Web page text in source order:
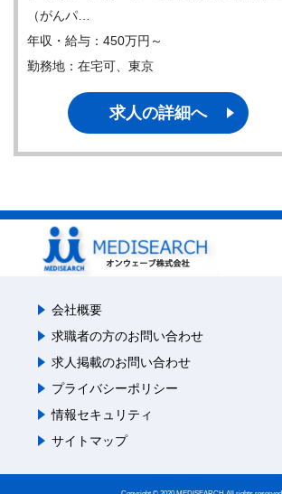
（がんパ…
年収・給与：450万円～
勤務地：在宅可、東京
求人の詳細へ
会社概要
求職者の方のお問い合わせ
求人掲載のお問い合わせ
プライバシーポリシー
情報セキュリティ
サイトマップ